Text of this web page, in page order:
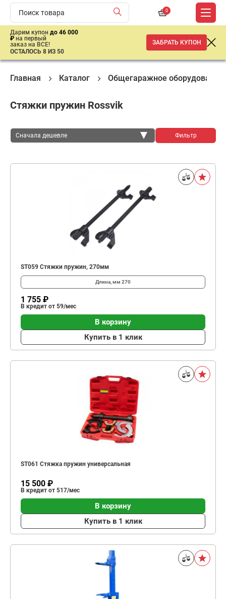
0
Дарим купон до 46 000
₽ на первый
заказ на ВСЕ!
ОСТАЛОСЬ 8 ИЗ 50
ЗАБРАТЬ КУПОН
Главная Каталог Общегаражное оборудование
Стяжки пружин Rossvik
Сначала дешевле Фильтр
ST059 Стяжки пружин, 270мм
Длина, мм 270
1 755 ₽
В кредит от 59/мес
В корзину
Купить в 1 клик
ST061 Стяжка пружин универсальная
15 500 ₽
В кредит от 517/мес
В корзину
Купить в 1 клик